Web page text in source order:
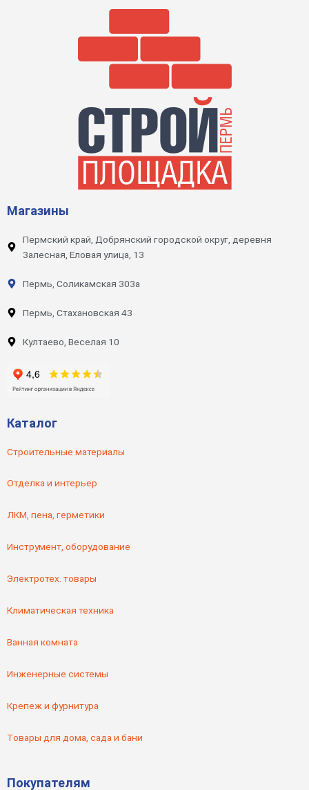
Магазины
Пермский край, Добрянский городской округ, деревня
Залесная, Еловая улица, 13
Пермь, Соликамская 303а
Пермь, Стахановская 43
Култаево, Веселая 10
Каталог
Строительные материалы
Отделка и интерьер
ЛКМ, пена, герметики
Инструмент, оборудование
Электротех. товары
Климатическая техника
Ванная комната
Инженерные системы
Крепеж и фурнитура
Товары для дома, сада и бани
Покупателям